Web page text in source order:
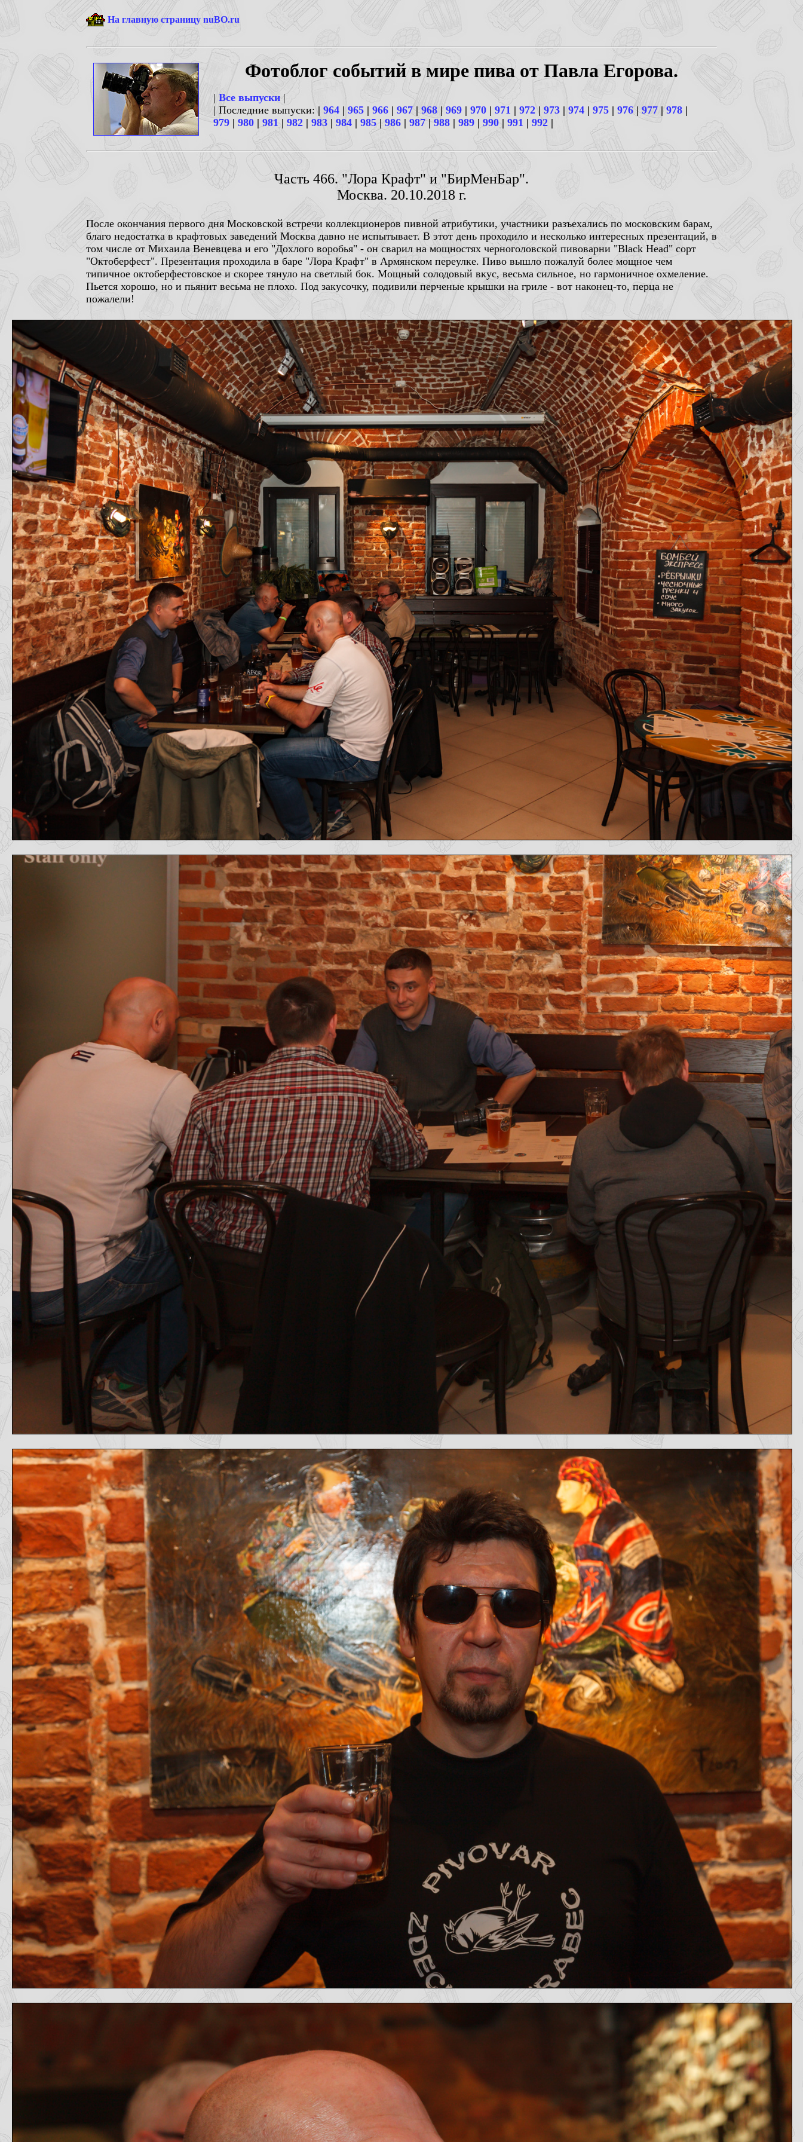
На главную страницу nuBO.ru
Фотоблог событий в мире пива от Павла Егорова.
| Все выпуски |
| Последние выпуски: | 964 | 965 | 966 | 967| 968 | 969 | 970 | 971 | 972 | 973 | 974 | 975 | 976| 977 | 978 |
979 | 980 | 981 | 982 | 983 | 984 | 985 | 986 | 987|988 | 989 | 990 | 991 | 992 |
Часть 466. "Лора Крафт" и "БирМенБар".
Москва. 20.10.2018 г.
После окончания первого дня Московской встречи коллекционеров пивной атрибутики, участники разъехались по московским барам,
благо недостатка в крафтовых заведений Москва давно не испытывает. В этот день проходило и несколько интересных презентаций, в
том числе от Михаила Веневцева и его "Дохлого воробья" - он сварил на мощностях черноголовской пивоварни "Black Head" сорт
"Октоберфест". Презентация проходила в баре "Лора Крафт" в Армянском переулке. Пиво вышло пожалуй более мощное чем
типичное октоберфестовское и скорее тянуло на светлый бок. Мощный солодовый вкус, весьма сильное, но гармоничное охмеление.
Пьется хорошо, но и пьянит весьма не плохо. Под закусочку, подивили перченые крышки на гриле - вот наконец-то, перца не
пожалели!